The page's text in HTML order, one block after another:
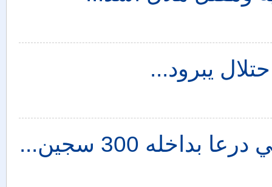
يبرود...
300 سجين...